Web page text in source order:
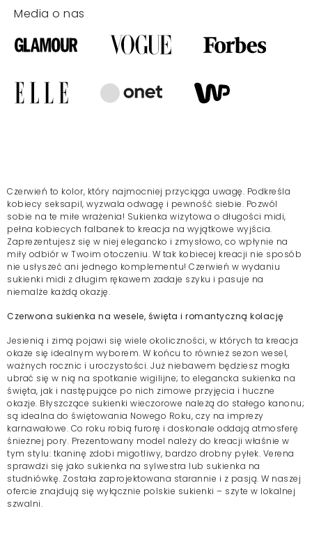
Media o nas
Czerwień to kolor, który najmocniej przyciąga uwagę. Podkreśla
kobiecy seksapil, wyzwala odwagę i pewność siebie. Pozwól
sobie na te miłe wrażenia! Sukienka wizytowa o długości midi,
pełna kobiecych falbanek to kreacja na wyjątkowe wyjścia.
Zaprezentujesz się w niej elegancko i zmysłowo, co wpłynie na
miły odbiór w Twoim otoczeniu. W tak kobiecej kreacji nie sposób
nie usłyszeć ani jednego komplementu! Czerwień w wydaniu
sukienki midi z długim rękawem zadaje szyku i pasuje na
niemalże każdą okazję.
Czerwona sukienka na wesele, święta i romantyczną kolację
Jesienią i zimą pojawi się wiele okoliczności, w których ta kreacja
okaże się idealnym wyborem. W końcu to również sezon wesel,
ważnych rocznic i uroczystości. Już niebawem będziesz mogła
ubrać się w nią na spotkanie wigilijne; to elegancka sukienka na
święta, jak i następujące po nich zimowe przyjęcia i huczne
okazje. Błyszczące sukienki wieczorowe należą do stałego kanonu;
są idealna do świętowania Nowego Roku, czy na imprezy
karnawałowe. Co roku robią furorę i doskonale oddają atmosferę
śnieżnej pory. Prezentowany model należy do kreacji właśnie w
tym stylu: tkaninę zdobi migotliwy, bardzo drobny pyłek. Verena
sprawdzi się jako sukienka na sylwestra lub sukienka na
studniówkę. Została zaprojektowana starannie i z pasją. W naszej
ofercie znajdują się wyłącznie polskie sukienki – szyte w lokalnej
szwalni.